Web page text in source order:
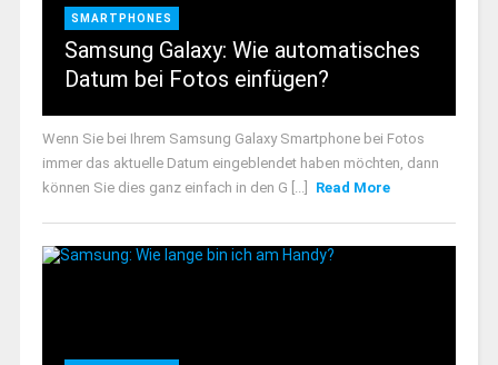
SMARTPHONES
Samsung Galaxy: Wie automatisches
Datum bei Fotos einfügen?
Wenn Sie bei Ihrem Samsung Galaxy Smartphone bei Fotos
immer das aktuelle Datum eingeblendet haben möchten, dann
können Sie dies ganz einfach in den G [...]
Read More